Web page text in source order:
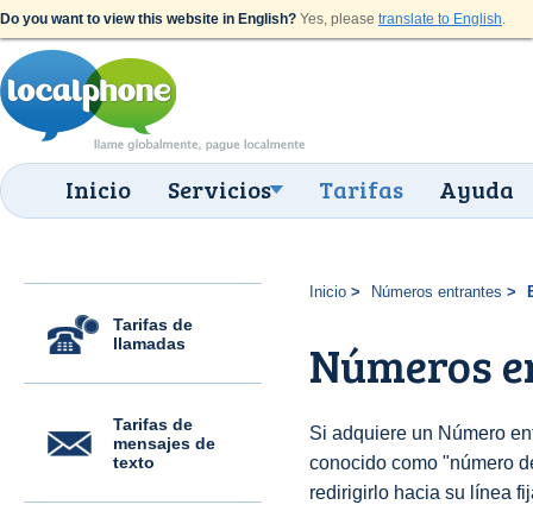
Do you want to view this website in English? Yes, please translate to English.
Inicio Servicios Tarifas Ayuda
Tarifas de
llamadas
Tarifas de
mensajes de
texto
Inicio Números entrantes
Números
Si adquiere un Número
conocido como "número
redirigirlo hacia su línea